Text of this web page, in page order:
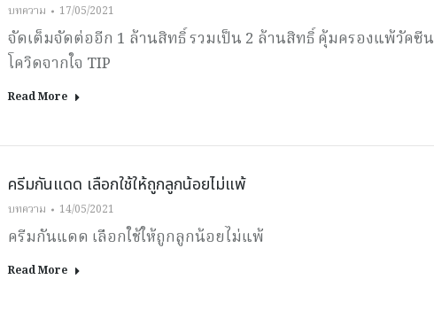
บทความ 17/05/2021
จัดเต็มจัดต่ออีก 1 ล้านสิทธิ์ รวมเป็น 2 ล้านสิทธิ์ คุ้มครองแพ้วัคซีน
โควิดจากใจ TIP
Read More
ครีมกันแดด เลือกใช้ให้ถูกลูกน้อยไม่แพ้
บทความ 14/05/2021
ครีมกันแดด เลือกใช้ให้ถูกลูกน้อยไม่แพ้
Read More